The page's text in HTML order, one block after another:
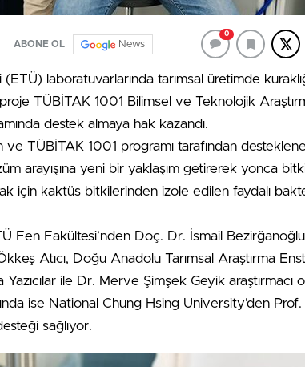
ABONE OL News
0
laboratuvarlarında tarımsal üretimde
TÜBİTAK 1001 Bilimsel ve Teknolojik
destek almaya hak kazandı.
ve TÜBİTAK 1001 programı tarafından
arayışına yeni bir yaklaşım getirerek yonca
için kaktüs bitkilerinden izole edilen faydalı
Fen Fakültesi’nden Doç. Dr. İsmail
Atıcı, Doğu Anadolu Tarımsal Araştırma
ile Dr. Merve Şimşek Geyik araştırmacı
ise National Chung Hsing University’den
sağlıyor.